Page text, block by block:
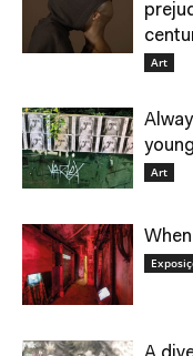
Art
Art